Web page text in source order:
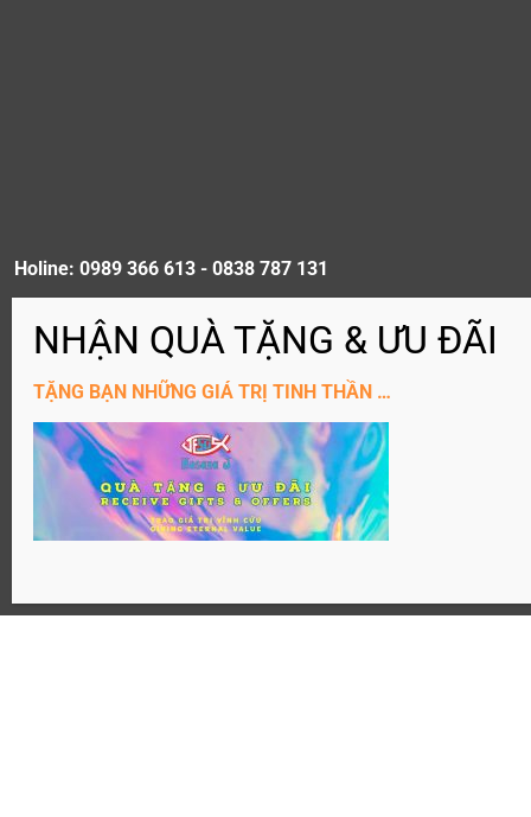
Holine: 0989 366 613 - 0838 787 131
ĐĂNG KÝ KÊNH YouTube
TẶNG BẠN NHỮNG GIÁ TRỊ TINH THẦN …